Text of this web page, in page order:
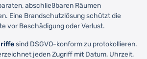
abschließbaren Räumen
Eine Brandschutzlösung schützt die
vor Beschädigung oder Verlust.
sind DSGVO-konform zu protokollieren.
jeden Zugriff mit Datum, Uhrzeit,